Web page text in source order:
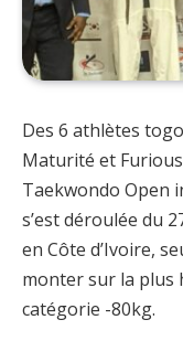
Des 6 athlètes
Maturité et
Taekwondo Open
s’est déroulée du
en Côte d’Ivoire,
monter sur la plus
catégorie -80kg.